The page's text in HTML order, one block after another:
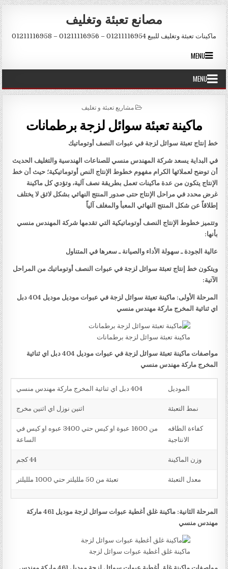
Skip to content
مصانع تعبئة وتغليف
ماكينات تعبئة وتغليف للبيع 01211116954 – 01211116956 – 01211116958
MENU
MENU
POSTED IN
مشاريع تعبئة و تغليف
ماكينة تعبئة سوائل لزجة برطمانات
خط إنتاج تعبئة سوائل لزجة في عبوات النصف أوتوماتيك
في البداية يسعد شركة المهندس منسي للصناعات الهندسية والتغليف الحديث
أن توضح لعملائها الكرام مفهوم خطوط الإنتاج النص أوتوماتيكية؛ حيث أن خط
الإنتاج يتكون من عدة ماكينات تعمل بطريقة نصف آلية، وتؤدي كل ماكينة
غرض محدد في مراحل الإنتاج حتى صدور المنتج النهائي بشكل لائق لا يختلف
إطلاقاً عن شكل المنتج النهائي المعبأ والمغلف آلياً
وتتميز خطوط الإنتاج النصف أوتوماتيكية التي تقدمها شركة المهندس منسي
بأنها:
عالية الجودة ـ سهولة الأداء والصيانة ـ سعرها في المتناول
ويتكون خط إنتاج تعبئة سوائل لزجة في عبوات النصف أوتوماتيك من المراحل
الآتية:
المرحلة الأولى: ماكينة تعبئة سوائل لزجة في عبوات موديل موديل 404 دبل
اي ثنائية المخرج ماركة مهندس منسي
ماكينة تعبئة سوائل لزجة برطمانات
مواصفات ماكينة تعبئة سوائل لزجة في عبوات موديل 404 دبل اي ثنائية
المخرج ماركة مهندس منسي
الموديل 404 دبل اي ثنائية المخرج ماركة مهندس منسي
نمط التعبئة اثنين نوزل اي اثنين مخرج
كفاءة الطاقه
الانتاجية
من 1600 عبوة او كيس حتي 3400 عبوه او كيس في
الساعة
وزن الماكينة 44 كجم
معدل التعبئة تعبئة من 50 ملليلتر حتي 1000 ملليلتر
المرحلة الثانية: ماكينة غلق أغطية عبوات سوائل لزجة موديل 461 ماركة
مهندس منسي
ماكينة غلق أغطية عبوات سوائل لزجة